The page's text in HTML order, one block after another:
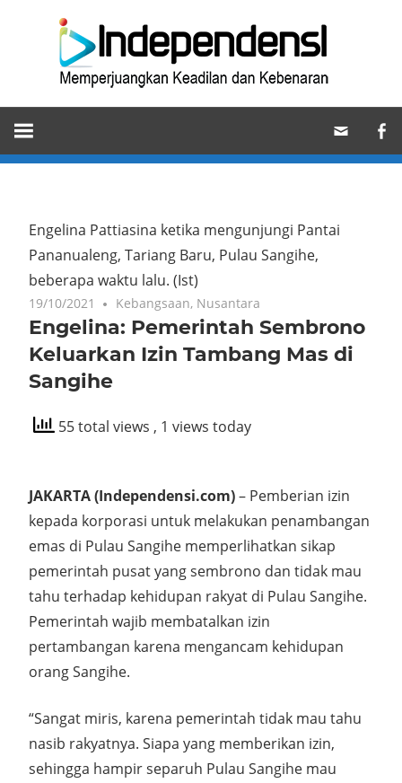
Memperjuangkan
Keadilan
dan
Engelina Pattiasina ketika mengunjungi Pantai
Pananualeng, Tariang Baru, Pulau Sangihe,
beberapa waktu lalu. (Ist)
19/10/2021 One comment
Kebangsaan, Nusantara
Engelina: Pemerintah Sembrono
Keluarkan Izin Tambang Mas di
Sangihe
55 total views , 1 views today
JAKARTA (Independensi.com)– Pemberian izin
kepada korporasi untuk melakukan penambangan
emas di Pulau Sangihe memperlihatkan sikap
pemerintah pusat yang sembrono dan tidak mau
tahu terhadap kehidupan rakyat di Pulau Sangihe.
Pemerintah wajib membatalkan izin
pertambangan karena mengancam kehidupan
orang Sangihe.
“Sangat miris, karena pemerintah tidak mau tahu
nasib rakyatnya. Siapa yang memberikan izin,
sehingga hampir separuh Pulau Sangihe mau